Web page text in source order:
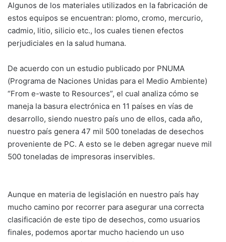
Algunos de los materiales utilizados en la fabricación de
estos equipos se encuentran: plomo, cromo, mercurio,
cadmio, litio, silicio etc., los cuales tienen efectos
perjudiciales en la salud humana.
De acuerdo con un estudio publicado por PNUMA
(Programa de Naciones Unidas para el Medio Ambiente)
“From e-waste to Resources”, el cual analiza cómo se
maneja la basura electrónica en 11 países en vías de
desarrollo, siendo nuestro país uno de ellos, cada año,
nuestro país genera 47 mil 500 toneladas de desechos
proveniente de PC. A esto se le deben agregar nueve mil
500 toneladas de impresoras inservibles.
Aunque en materia de legislación en nuestro país hay
mucho camino por recorrer para asegurar una correcta
clasificación de este tipo de desechos, como usuarios
finales, podemos aportar mucho haciendo un uso